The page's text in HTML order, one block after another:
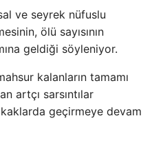
ve seyrek nüfuslu
ölü sayısının
geldiği söyleniyor.
kalanların tamamı
artçı sarsıntılar
geçirmeye devam